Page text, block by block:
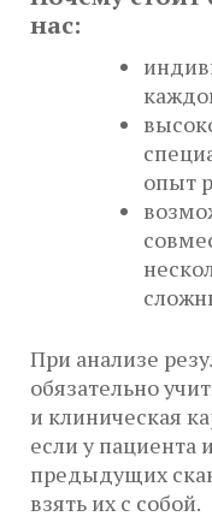
нас:
опыт
При анализе
обязательно
и клиническая
если у
предыдущих
взять их с собой.